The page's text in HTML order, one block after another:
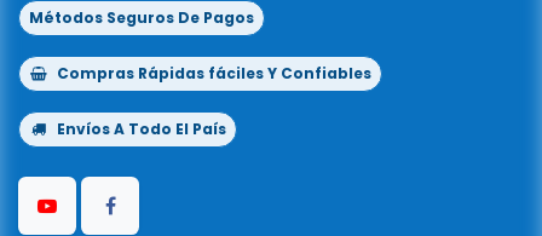
Métodos Seguros De Pagos
Compras Rápidas fáciles Y Confiables
Envíos A Todo El País